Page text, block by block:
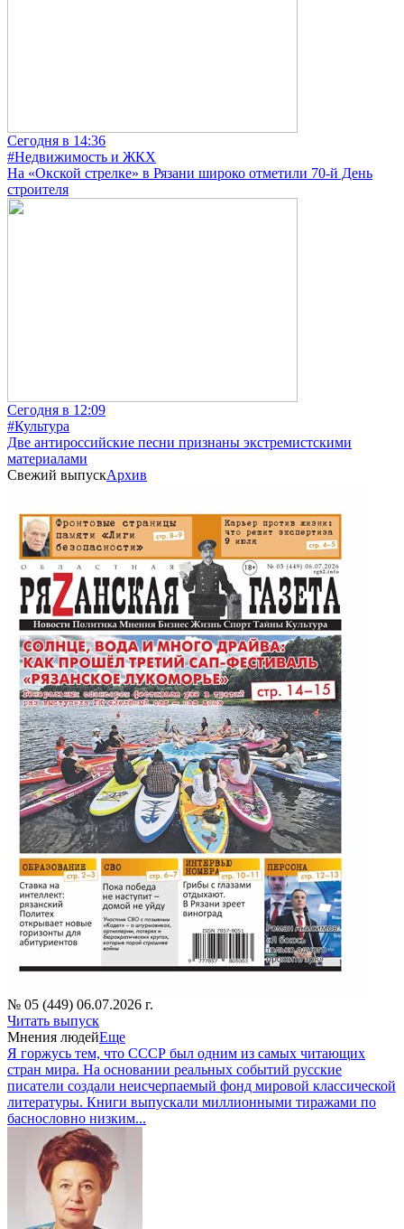
Сегодня в 14:36
#Недвижимость и ЖКХ
На «Окской стрелке» в Рязани широко отметили 70-й День
строителя
Сегодня в 12:09
#Культура
Две антироссийские песни признаны экстремистскими
материалами
Свежий выпускАрхив
№ 05 (449) 06.07.2026 г.
Читать выпуск
Мнения людейЕще
Я горжусь тем, что СССР был одним из самых читающих
стран мира. На основании реальных событий русские
писатели создали неисчерпаемый фонд мировой классической
литературы. Книги выпускали миллионными тиражами по
баснословно низким...